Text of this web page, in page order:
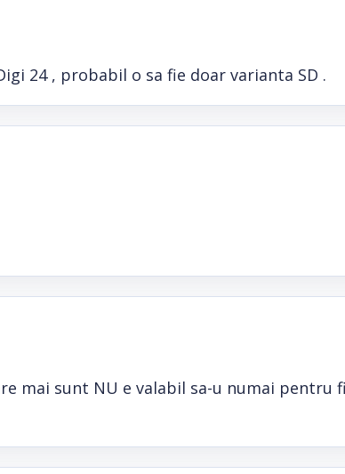
24 , probabil o sa fie doar varianta SD .
mai sunt NU e valabil sa-u numai pentru